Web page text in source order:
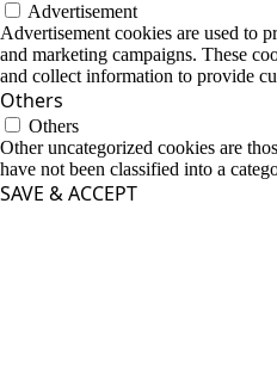
Advertisement
Advertisement cookies are used to
and marketing campaigns. These
and collect information to provide
Others
Others
Other uncategorized cookies are
have not been classified into a
SAVE & ACCEPT